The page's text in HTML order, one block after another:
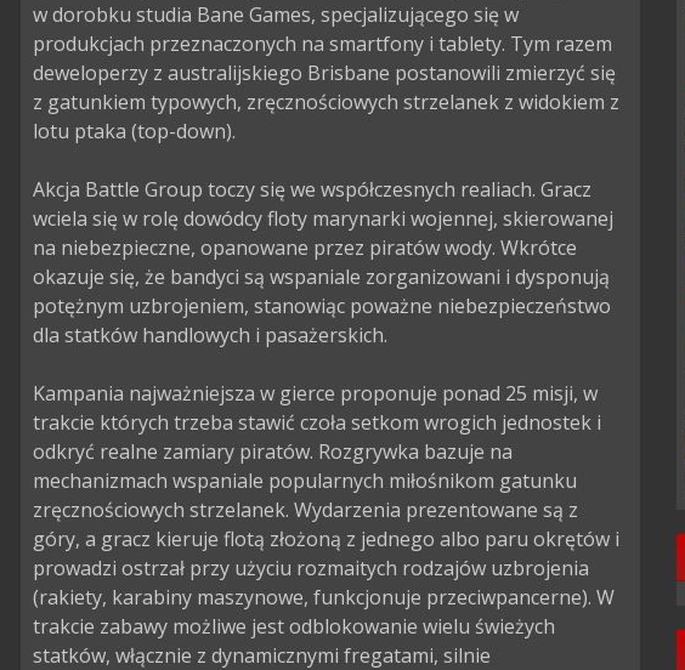
w dorobku studia Bane Games, specjalizującego się w
produkcjach przeznaczonych na smartfony i tablety. Tym razem
deweloperzy z australijskiego Brisbane postanowili zmierzyć się
z gatunkiem typowych, zręcznościowych strzelanek z widokiem z
lotu ptaka (top-down).
Akcja Battle Group toczy się we współczesnych realiach. Gracz
wciela się w rolę dowódcy floty marynarki wojennej, skierowanej
na niebezpieczne, opanowane przez piratów wody. Wkrótce
okazuje się, że bandyci są wspaniale zorganizowani i dysponują
potężnym uzbrojeniem, stanowiąc poważne niebezpieczeństwo
dla statków handlowych i pasażerskich.
Kampania najważniejsza w gierce proponuje ponad 25 misji, w
trakcie których trzeba stawić czoła setkom wrogich jednostek i
odkryć realne zamiary piratów. Rozgrywka bazuje na
mechanizmach wspaniale popularnych miłośnikom gatunku
zręcznościowych strzelanek. Wydarzenia prezentowane są z
góry, a gracz kieruje flotą złożoną z jednego albo paru okrętów i
prowadzi ostrzał przy użyciu rozmaitych rodzajów uzbrojenia
(rakiety, karabiny maszynowe, funkcjonuje przeciwpancerne). W
trakcie zabawy możliwe jest odblokowanie wielu świeżych
statków, włącznie z dynamicznymi fregatami, silnie